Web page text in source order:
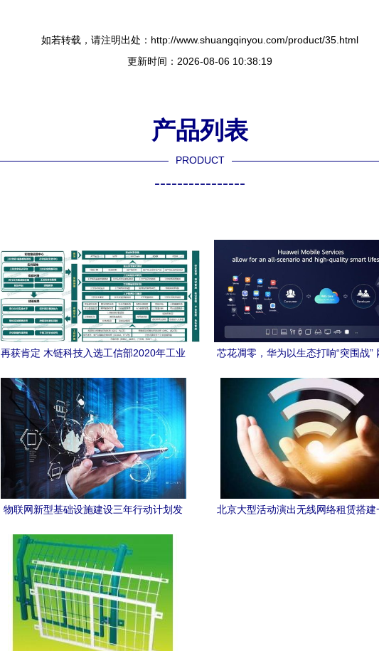
如若转载，请注明出处：http://www.shuangqinyou.com/product/35.html
更新时间：2026-08-06 10:38:19
产品列表
PRODUCT
----------------
再获肯定 木链科技入选工信部2020年工业
芯花凋零，华为以生态打响“突围战”
物联网新型基础设施建设三年行动计划发
网络技术服务创新
北京大型活动演出无线网络租赁搭建